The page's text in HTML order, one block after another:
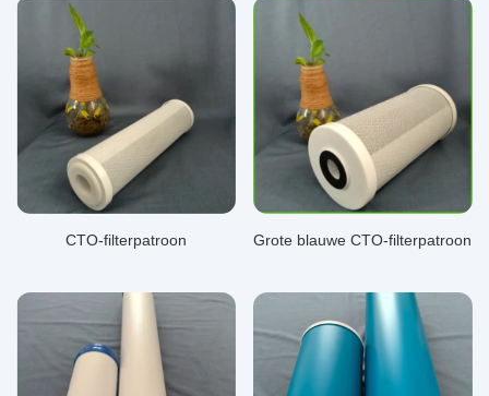
CTO-filterpatroon Grote blauwe CTO-filterpatroon